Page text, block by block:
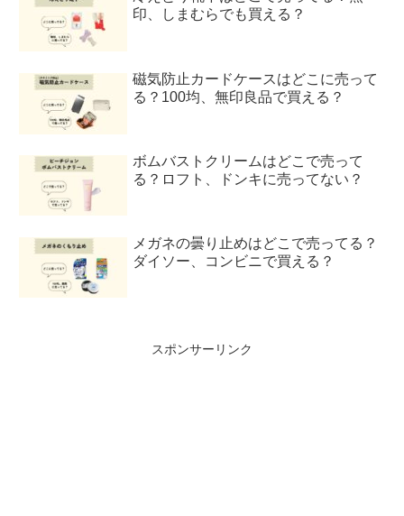
印、しまむらでも買える？
磁気防止カードケースはどこに売って
る？100均、無印良品で買える？
ボムバストクリームはどこで売って
る？ロフト、ドンキに売ってない？
メガネの曇り止めはどこで売ってる？
ダイソー、コンビニで買える？
スポンサーリンク